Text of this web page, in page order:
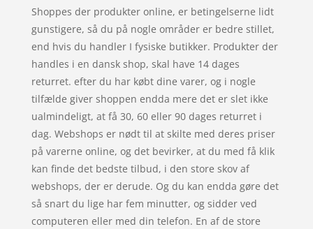
Shoppes der produkter online, er betingelserne lidt
gunstigere, så du på nogle områder er bedre stillet,
end hvis du handler I fysiske butikker. Produkter der
handles i en dansk shop, skal have 14 dages
returret. efter du har købt dine varer, og i nogle
tilfælde giver shoppen endda mere det er slet ikke
ualmindeligt, at få 30, 60 eller 90 dages returret i
dag. Webshops er nødt til at skilte med deres priser
på varerne online, og det bevirker, at du med få klik
kan finde det bedste tilbud, i den store skov af
webshops, der er derude. Og du kan endda gøre det
så snart du lige har fem minutter, og sidder ved
computeren eller med din telefon. En af de store